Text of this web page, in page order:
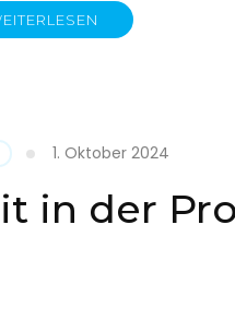
1. Oktober 2024
in der